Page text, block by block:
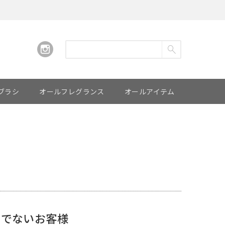
ラシ オールフレグランス オールアイテム
ないお客様